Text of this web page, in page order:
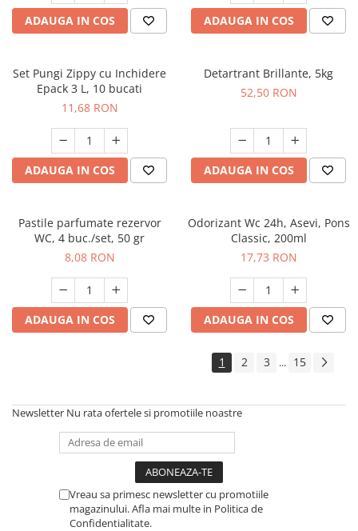
ADAUGA IN COS ADAUGA IN COS
Set Pungi Zippy cu Inchidere
Epack 3 L, 10 bucati
11,68 RON
ADAUGA IN COS
Detartrant Brillante, 5kg
52,50 RON
ADAUGA IN COS
Pastile parfumate rezervor
WC, 4 buc./set, 50 gr
8,08 RON
ADAUGA IN COS
Odorizant Wc 24h, Asevi, Pons
Classic, 200ml
17,73 RON
ADAUGA IN COS
1 2 3 ... 15
Newsletter Nu rata ofertele si promotiile noastre
Vreau sa primesc newsletter cu promotiile
magazinului. Afla mai multe in Politica de
Confidentialitate.